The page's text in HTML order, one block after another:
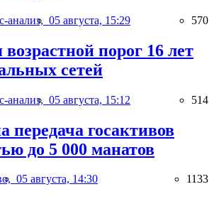
анализ, 05 августа, 15:29 570
возрастной порог 16 лет
сетей
анализ, 05 августа, 15:12 514
передача госактивов
до 5 000 манатов
05 августа, 14:30 1133